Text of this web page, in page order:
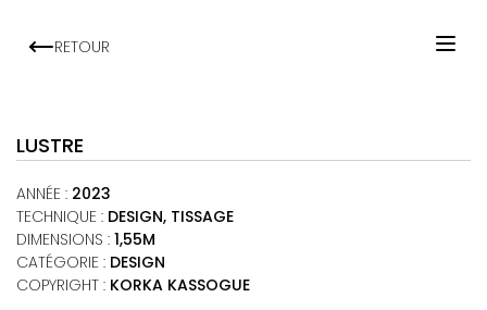
RETOUR
VIEWING ROOM
MALI ART CLUB
ART'ACTU
LUSTRE
ANNÉE : 2023
TECHNIQUE : DESIGN, TISSAGE
DIMENSIONS : 1,55M
CATÉGORIE : DESIGN
COPYRIGHT : KORKA KASSOGUE